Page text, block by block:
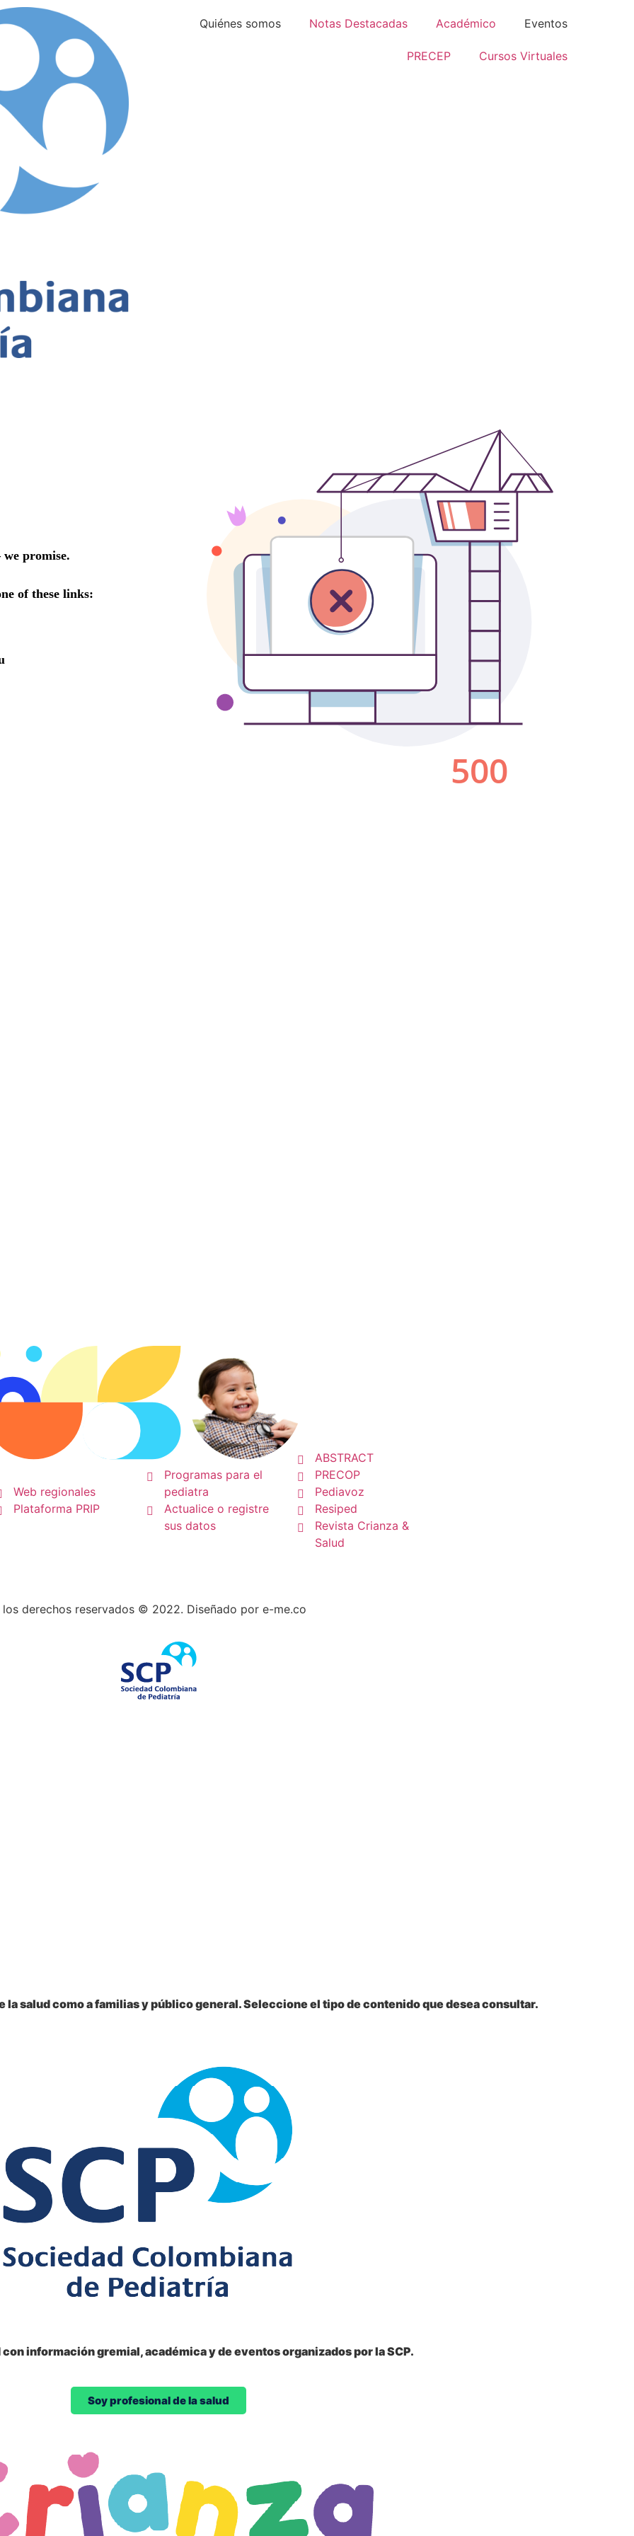
Quiénes somos Notas Destacadas Académico Eventos
PRECEP Cursos Virtuales
breve actualización de un tratamiento
con Nirsevimab
enfermedad grave
hacia la prevención de la Enfermedad
del recién nacido y del lactante menor
Colombiana de Pediatría – Versión 1 año
Web regionales
Plataforma PRIP
Pediatras
Programas para el
pediatra
Actualice o registre
sus datos
ABSTRACT
PRECOP
Pediavoz
Resiped
Revista Crianza &
Salud
los derechos reservados © 2022. Diseñado por e-me.co
salud como a familias y público general. Seleccione el tipo de contenido que desea consultar.
con información gremial, académica y de eventos organizados por la SCP.
Soy profesional de la salud